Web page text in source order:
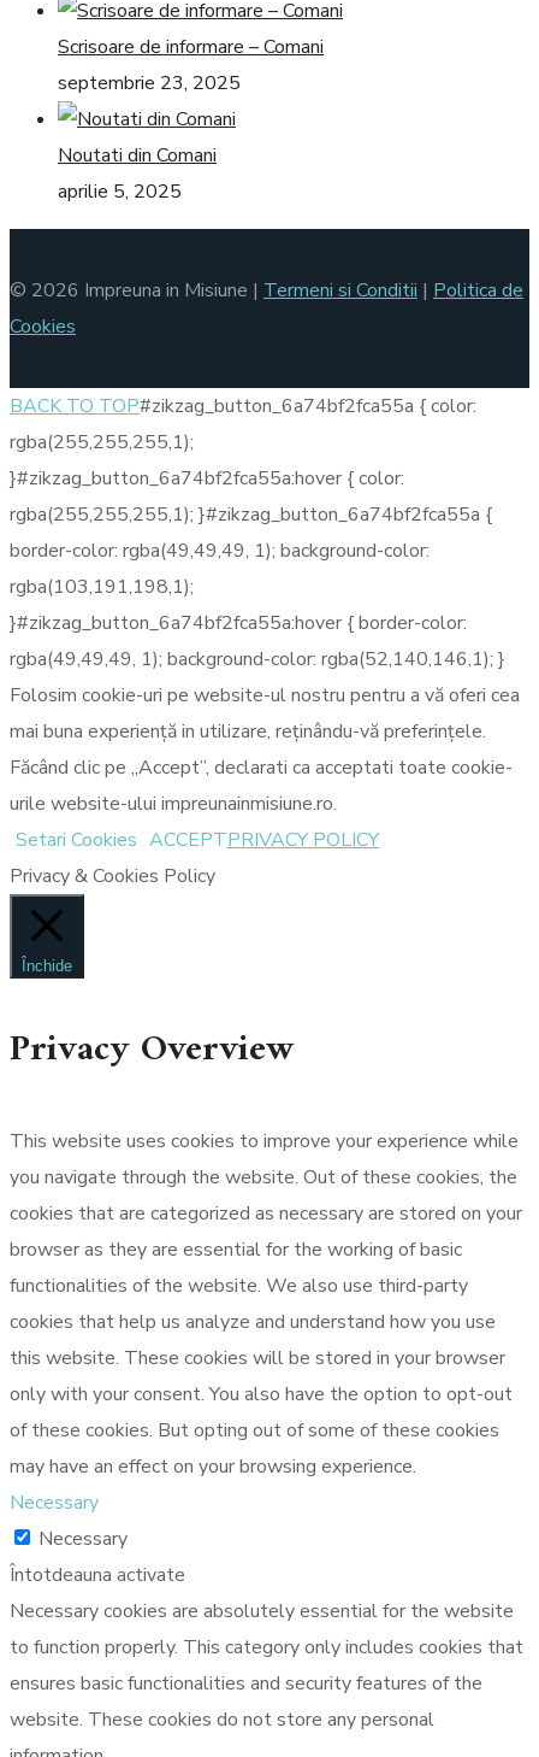
Scrisoare de informare – Comani
septembrie 23, 2025
Noutati din Comani
aprilie 5, 2025
© 2026 Impreuna in Misiune | Termeni si Conditii | Politica de
Cookies
BACK TO TOP#zikzag_button_6a74bf2fca55a { color:
rgba(255,255,255,1);
}#zikzag_button_6a74bf2fca55a:hover { color:
rgba(255,255,255,1); }#zikzag_button_6a74bf2fca55a {
border-color: rgba(49,49,49, 1); background-color:
rgba(103,191,198,1);
}#zikzag_button_6a74bf2fca55a:hover { border-color:
rgba(49,49,49, 1); background-color: rgba(52,140,146,1); }
Folosim cookie-uri pe website-ul nostru pentru a vă oferi cea
mai buna experiență in utilizare, reținându-vă preferințele.
Făcând clic pe „Accept”, declarati ca acceptati toate cookie-
urile website-ului impreunainmisiune.ro.
Setari Cookies ACCEPTPRIVACY POLICY
Privacy & Cookies Policy
Închide
Privacy Overview
This website uses cookies to improve your experience while
you navigate through the website. Out of these cookies, the
cookies that are categorized as necessary are stored on your
browser as they are essential for the working of basic
functionalities of the website. We also use third-party
cookies that help us analyze and understand how you use
this website. These cookies will be stored in your browser
only with your consent. You also have the option to opt-out
of these cookies. But opting out of some of these cookies
may have an effect on your browsing experience.
Necessary
Necessary
Întotdeauna activate
Necessary cookies are absolutely essential for the website
to function properly. This category only includes cookies that
ensures basic functionalities and security features of the
website. These cookies do not store any personal